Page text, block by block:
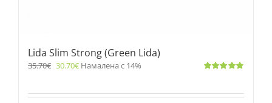
Lida Slim Strong (Green Lida)
35.70€ 30.70€ Намалена с 14%